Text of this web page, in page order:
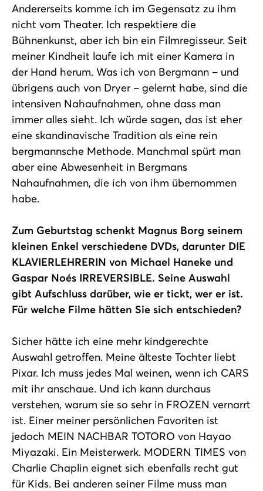
Andererseits komme ich im Gegensatz zu ihm
nicht vom Theater. Ich respektiere die
Bühnenkunst, aber ich bin ein Filmregisseur. Seit
meiner Kindheit laufe ich mit einer Kamera in
der Hand herum. Was ich von Bergmann – und
übrigens auch von Dryer – gelernt habe, sind die
intensiven Nahaufnahmen, ohne dass man
immer alles sieht. Ich würde sagen, das ist eher
eine skandinavische Tradition als eine rein
bergmannsche Methode. Manchmal spürt man
aber eine Abwesenheit in Bergmans
Nahaufnahmen, die ich von ihm übernommen
habe.
Zum Geburtstag schenkt Magnus Borg seinem
kleinen Enkel verschiedene DVDs, darunter DIE
KLAVIERLEHRERIN von Michael Haneke und
Gaspar Noés IRREVERSIBLE. Seine Auswahl
gibt Aufschluss darüber, wie er tickt, wer er ist.
Für welche Filme hätten Sie sich entschieden?
Sicher hätte ich eine mehr kindgerechte
Auswahl getroffen. Meine älteste Tochter liebt
Pixar. Ich muss jedes Mal weinen, wenn ich CARS
mit ihr anschaue. Und ich kann durchaus
verstehen, warum sie so sehr in FROZEN vernarrt
ist. Einer meiner persönlichen Favoriten ist
jedoch MEIN NACHBAR TOTORO von Hayao
Miyazaki. Ein Meisterwerk. MODERN TIMES von
Charlie Chaplin eignet sich ebenfalls recht gut
für Kids. Bei anderen seiner Filme muss man